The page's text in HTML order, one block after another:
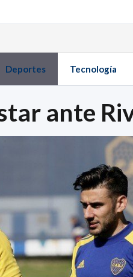
Deportes Tecnología
ante